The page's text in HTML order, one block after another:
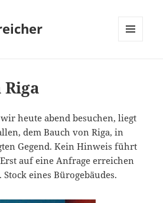
heute abend besuchen, liegt
dem Bauch von Riga, in
Gegend. Kein Hinweis führt
auf eine Anfrage erreichen
eines Bürogebäudes.